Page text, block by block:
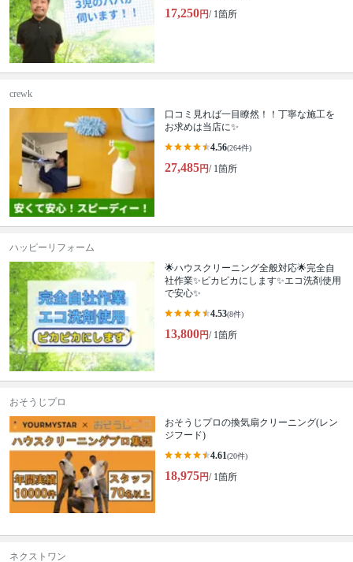
17,250円/ 1箇所
crewk
口コミ見れば一目瞭然！！丁寧な施工を
お求めは当店に✨
4.56(264件)
27,485円/ 1箇所
ハッピーリフォーム
🌟ハウスクリーニング全般対応🌟完全自
社作業✨️ピカピカにします✨️エコ洗剤使用
で安心✨
4.53(8件)
13,800円/ 1箇所
おそうじプロ
おそうじプロの換気扇クリーニング(レン
ジフード)
4.61(20件)
18,975円/ 1箇所
ネクストワン